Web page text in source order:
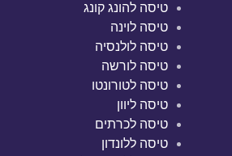
טיסה להונג קונג
טיסה לוינה
טיסה לולנסיה
טיסה לורשה
טיסה לטורונטו
טיסה ליוון
טיסה לכרתים
טיסה ללונדון